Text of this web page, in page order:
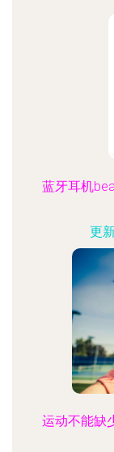
蓝牙耳机
更
运动不能缺